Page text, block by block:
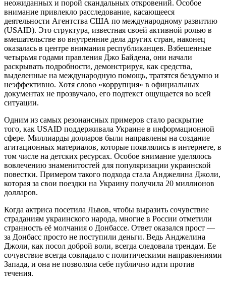
неожиданных и порой скандальных откровений. Особое
внимание привлекло расследование, касающееся
деятельности Агентства США по международному развитию
(USAID). Это структура, известная своей активной ролью в
вмешательстве во внутренние дела других стран, наконец
оказалась в центре внимания республиканцев. Взбешенные
четырьмя годами правления Джо Байдена, они начали
раскрывать подробности, демонстрируя, как средства,
выделенные на международную помощь, тратятся бездумно и
неэффективно. Хотя слово «коррупция» в официальных
документах не прозвучало, его подтекст ощущается во всей
ситуации.
Одним из самых резонансных примеров стало раскрытие
того, как USAID поддерживала Украине в информационной
сфере. Миллиарды долларов были направлены на создание
агитационных материалов, которые появлялись в интернете, в
том числе на детских ресурсах. Особое внимание уделялось
вовлечению знаменитостей для популяризации украинской
повестки. Примером такого подхода стала Анджелина Джоли,
которая за свои поездки на Украину получила 20 миллионов
долларов.
Когда актриса посетила Львов, чтобы выразить сочувствие
страданиям украинского народа, многие в России отметили
странность её молчания о Донбассе. Ответ оказался прост —
за Донбасс просто не поступили деньги. Ведь Анджелина
Джоли, как посол доброй воли, всегда следовала трендам. Ее
сочувствие всегда совпадало с политическими направлениями
Запада, и она не позволяла себе публично идти против
течения.